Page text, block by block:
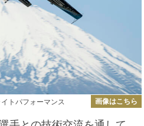
トパフォーマンス 画像はこちら